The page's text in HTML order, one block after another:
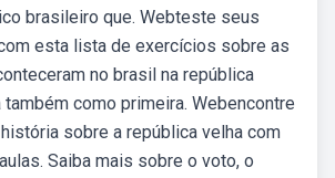
brasileiro que. Webteste seus
esta lista de exercícios sobre as
no brasil na república
também como primeira. Webencontre
sobre a república velha com
Saiba mais sobre o voto, o